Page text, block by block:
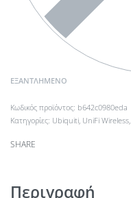
ΕΞΑΝΤΛΗΜΈΝΟ
b642c0980eda
Κατηγορίες: Ubiquiti, UniFi Wireless,
SHARE
Περιγραφή